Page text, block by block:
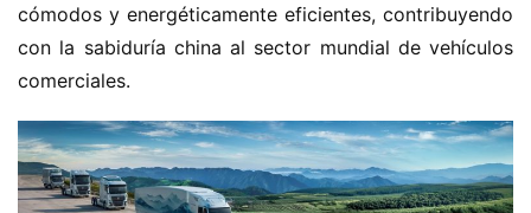
cómodos y energéticamente eficientes, contribuyendo
con la sabiduría china al sector mundial de vehículos
comerciales.